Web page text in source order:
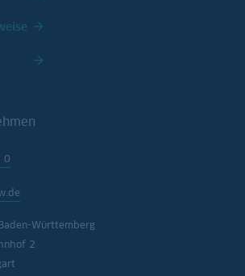
0
Württemberg
2